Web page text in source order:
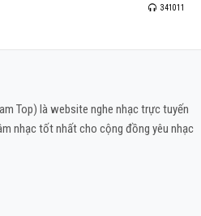
341011
Top) là website nghe nhạc trực tuyến
nhạc tốt nhất cho cộng đồng yêu nhạc